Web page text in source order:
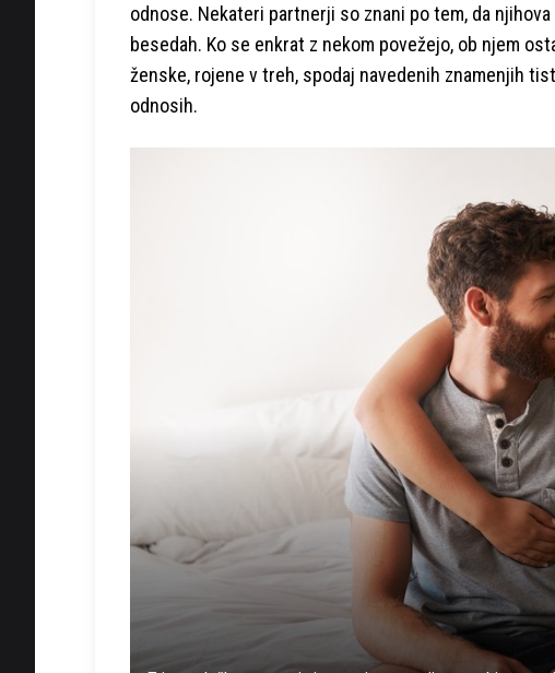
odnose. Nekateri partnerji so znani po tem, da
besedah. Ko se enkrat z nekom povežejo, ob njem
ženske, rojene v treh, spodaj navedenih znamenjih
odnosih.